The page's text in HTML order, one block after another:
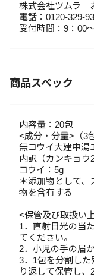
株式会社ツムラ
電話：0120-329-
受付時間：9：00
商品スペック
内容量：20包
<成分・分量>（3
無コウイ大建中湯
内訳（カンキョウ
コウイ：5g
＊添加物として
物を含有する
<保管及び取扱い
1．直射日光の当
てください。
2．小児の手の届
3．1包を分割し
り返して保管し、